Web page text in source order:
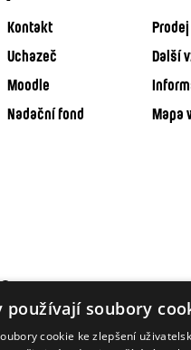
Kontakt
Uchazeč
Další
Moodle
Nadační fond Mapa
používají soubory
cookie ke zlepšení